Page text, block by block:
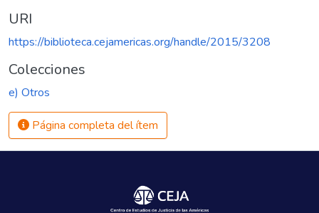
URI
https://biblioteca.cejamericas.org/handle/2015/3208
Colecciones
e) Otros
Página completa del ítem